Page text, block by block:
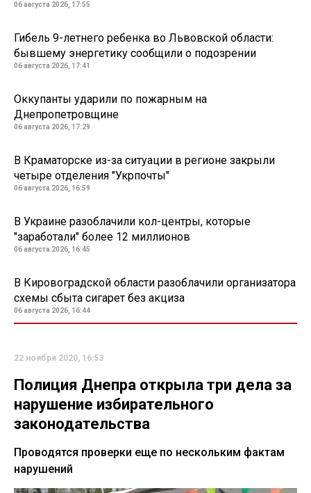
06 августа 2026, 17:55
Гибель 9-летнего ребенка во Львовской области:
бывшему энергетику сообщили о подозрении
06 августа 2026, 17:41
Оккупанты ударили по пожарным на
Днепропетровщине
06 августа 2026, 17:29
В Краматорске из-за ситуации в регионе закрыли
четыре отделения "Укрпочты"
06 августа 2026, 16:59
В Украине разоблачили кол-центры, которые
"заработали" более 12 миллионов
06 августа 2026, 16:45
В Кировоградской области разоблачили организатора
схемы сбыта сигарет без акциза
06 августа 2026, 16:44
22 ноября 2020, 16:53
Полиция Днепра открыла три дела за
нарушение избирательного
законодательства
Проводятся проверки еще по нескольким фактам
нарушений